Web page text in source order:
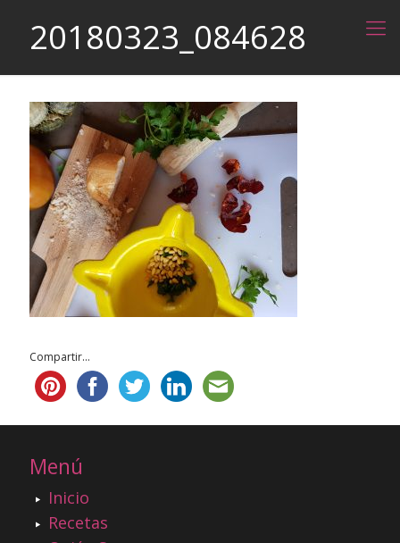
20180323_084628
Compartir...
Menú
Inicio
Recetas